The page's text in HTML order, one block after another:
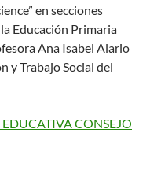
en secciones
Educación Primaria
Ana Isabel Alario
y Trabajo Social del
CONSEJO